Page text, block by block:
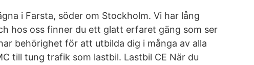
i Farsta, söder om Stockholm. Vi har lång
hos oss finner du ett glatt erfaret gäng som ser
behörighet för att utbilda dig i många av alla
till tung trafik som lastbil. Lastbil CE När du